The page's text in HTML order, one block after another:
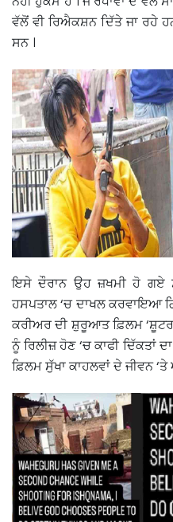
ਵੱਲੋਂ ਵੀ ਰਿਐਕਸ਼ਨ ਦਿੱਤੇ ਜਾ ਰਹੇ
ਸਨ ।
ਇਸੇ ਦੌਰਾਨ ਉਹ ਜ਼ਖਮੀ ਹੋ
ਹਸਪਤਾਲ ‘ਚ ਦਾਖਲ ਕਰਵਾਇਆ
ਕਰੀਅਰ ਦੀ ਸ਼ੁਰੂਆਤ ਫ਼ਿਲਮ
ਨੂੰ ਰਿਲੀਜ਼ ਹੋਣ ‘ਚ ਕਾਫੀ ਦਿੱਕਤਾਂ
ਫ਼ਿਲਮ ਸੁੱਖਾ ਕਾਹਲਵਾਂ ਦੇ ਜੀਵਨ ‘ਤੇ